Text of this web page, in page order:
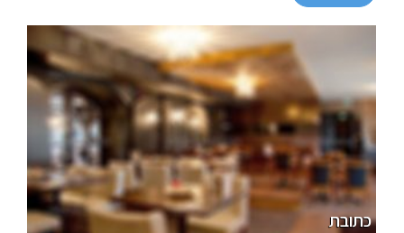
מהדרין
פרווה
כתובת